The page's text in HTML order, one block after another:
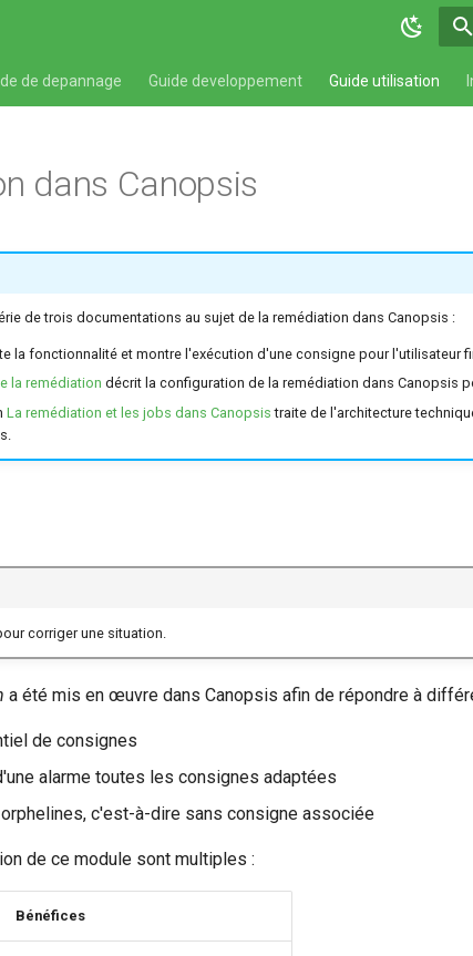
de depannage Guide developpement Guide utilisation
dans Canopsis
de trois documentations au sujet de la remédiation dans Canopsis :
la fonctionnalité et montre l'exécution d'une consigne pour l'utilisateur
la remédiation décrit la configuration de la remédiation dans Canopsis
La remédiation et les jobs dans Canopsis traite de l'architecture
corriger une situation.
a été mis en œuvre dans Canopsis afin de répondre à
de consignes
alarme toutes les consignes adaptées
c'est-à-dire sans consigne associée
de ce module sont multiples :
Bénéfices